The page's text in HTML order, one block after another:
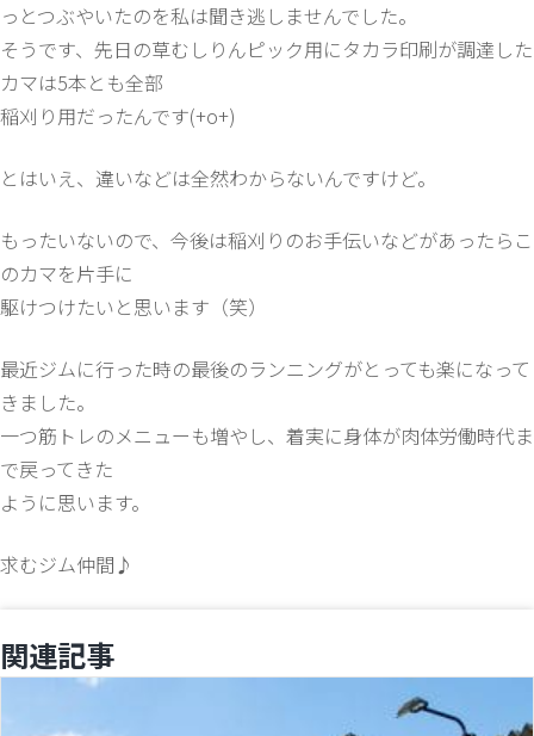
っとつぶやいたのを私は聞き逃しませんでした。
そうです、先日の草むしりんピック用にタカラ印刷が調達した
カマは5本とも全部
稲刈り用だったんです(+o+)
とはいえ、違いなどは全然わからないんですけど。
もったいないので、今後は稲刈りのお手伝いなどがあったらこ
のカマを片手に
駆けつけたいと思います（笑）
最近ジムに行った時の最後のランニングがとっても楽になって
きました。
一つ筋トレのメニューも増やし、着実に身体が肉体労働時代ま
で戻ってきた
ように思います。
求むジム仲間♪
関連記事